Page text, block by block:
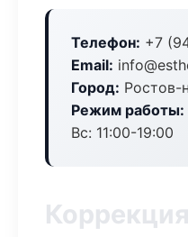
Телефон: +7
Email:
Город: Ростов-
Режим работы:
Вс: 11:00-19:00